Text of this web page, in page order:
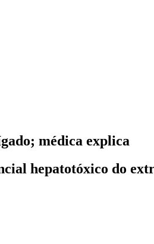
médica explica
hepatotóxico do